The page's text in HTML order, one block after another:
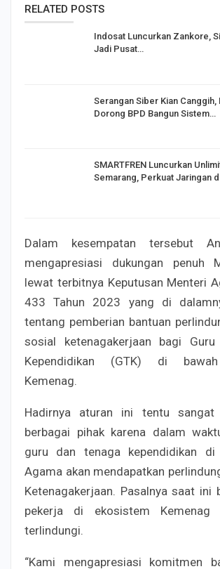
RELATED POSTS
Indosat Luncurkan Zankore,
Jadi Pusat…
Serangan Siber Kian Canggih,
Dorong BPD Bangun Sistem…
SMARTFREN Luncurkan
Semarang, Perkuat Jaringan
Dalam kesempatan tersebut
mengapresiasi dukungan penuh
lewat terbitnya Keputusan Menteri
433 Tahun 2023 yang di
tentang pemberian bantuan
sosial ketenagakerjaan bagi
Kependidikan (GTK) di
Kemenag.
Hadirnya aturan ini tentu sangat
berbagai pihak karena dalam
guru dan tenaga kependidikan di
Agama akan mendapatkan
Ketenagakerjaan. Pasalnya saat ini
pekerja di ekosistem Kemenag
terlindungi.
“Kami mengapresiasi komitmen